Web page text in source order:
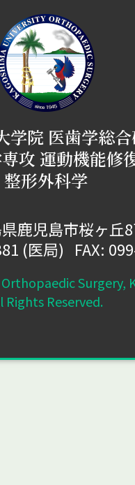
学院 医歯学総
攻 運動機能修
整形外科学
鹿児島市桜ヶ丘
(医局) FAX:
Surgery,
Rights Reserved.